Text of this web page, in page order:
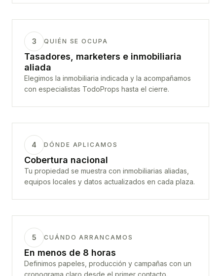
3 QUIÉN SE OCUPA
Tasadores, marketers e inmobiliaria
aliada
Elegimos la inmobiliaria indicada y la acompañamos
con especialistas TodoProps hasta el cierre.
4 DÓNDE APLICAMOS
Cobertura nacional
Tu propiedad se muestra con inmobiliarias aliadas,
equipos locales y datos actualizados en cada plaza.
5 CUÁNDO ARRANCAMOS
En menos de 8 horas
Definimos papeles, producción y campañas con un
cronograma claro desde el primer contacto.